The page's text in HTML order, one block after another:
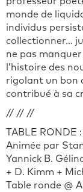
monde de
individus
collectionner…
ne pas
l’histoire des
rigolant un bon
contribué à sa
// // //
TABLE RONDE
Animée par
Yannick B.
+ D. Kimm +
Table ronde @